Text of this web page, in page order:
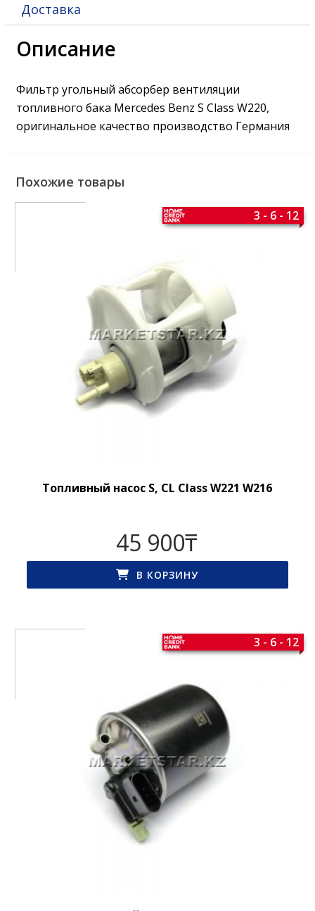
Доставка
Описание
Фильтр угольный абсорбер вентиляции
топливного бака Mercedes Benz S Class W220,
оригинальное качество производство Германия
Похожие товары
Топливный насос S, CL Class W221 W216
3 - 6 - 12
45 900₸
В КОРЗИНУ
3 - 6 - 12